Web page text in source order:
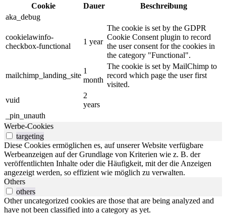
Cookie
Dauer
Beschreibung
aka_debug
cookielawinfo-
checkbox-functional
1 year
The cookie is set by the GDPR
Cookie Consent plugin to record
the user consent for the cookies in
the category "Functional".
mailchimp_landing_site
1
month
The cookie is set by MailChimp to
record which page the user first
visited.
vuid
2
years
_pin_unauth
Werbe-Cookies
targeting
Diese Cookies ermöglichen es, auf unserer Website verfügbare
Werbeanzeigen auf der Grundlage von Kriterien wie z. B. der
veröffentlichten Inhalte oder die Häufigkeit, mit der die Anzeigen
angezeigt werden, so effizient wie möglich zu verwalten.
Others
others
Other uncategorized cookies are those that are being analyzed and
have not been classified into a category as yet.